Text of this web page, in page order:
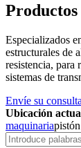
Productos
Especializados
estructurales de
resistencia, para
sistemas de
Envíe su
Ubicación
maquinaria